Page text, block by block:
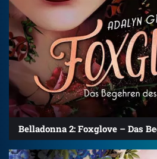
Belladonna 2: Foxglove – Das